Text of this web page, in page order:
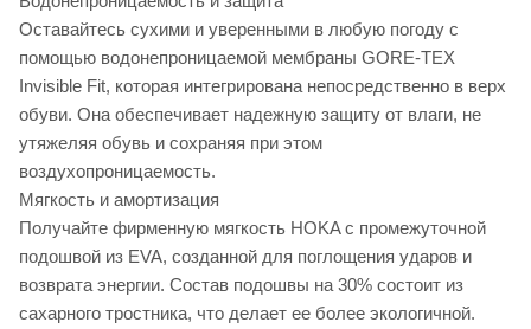
Оставайтесь сухими и уверенными в любую погоду с
помощью водонепроницаемой мембраны GORE-TEX
Invisible Fit, которая интегрирована непосредственно в верх
обуви. Она обеспечивает надежную защиту от влаги, не
утяжеляя обувь и сохраняя при этом
воздухопроницаемость.
Мягкость и амортизация
Получайте фирменную мягкость HOKA с промежуточной
подошвой из EVA, созданной для поглощения ударов и
возврата энергии. Состав подошвы на 30% состоит из
сахарного тростника, что делает ее более экологичной.